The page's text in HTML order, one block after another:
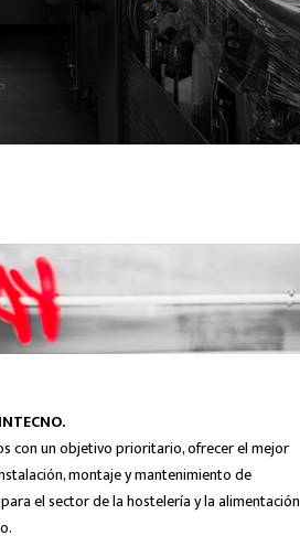
con un objetivo prioritario, ofrecer el mejor
montaje y mantenimiento de
el sector de la hostelería y la alimentación